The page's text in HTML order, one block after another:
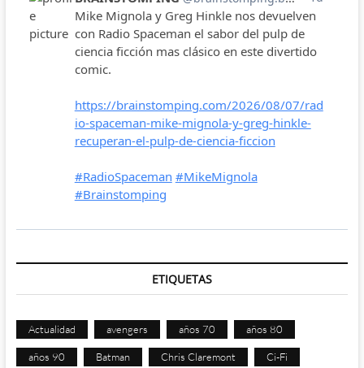
ETIQUETAS
Actualidad avengers años 70 años 80
años 90 Batman Chris Claremont Ci-Fi